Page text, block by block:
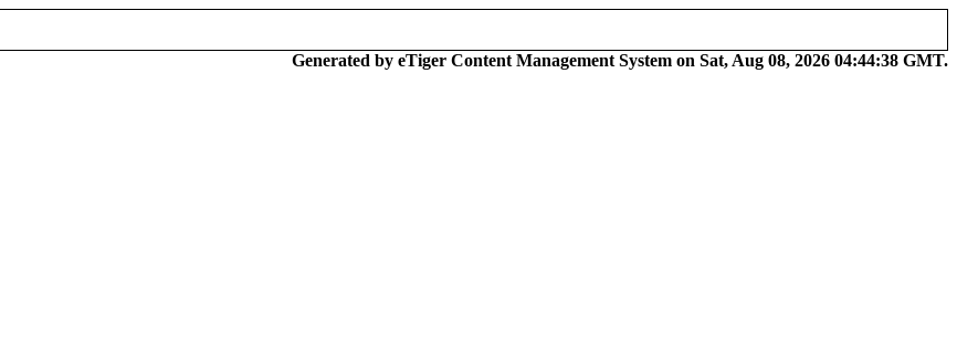
Generated by eTiger Content Management System on Sat, Aug 08, 2026 04:44:38 GMT.